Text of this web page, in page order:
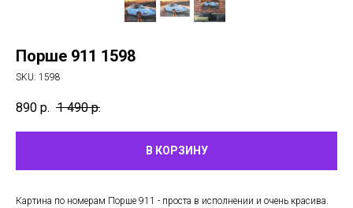
Порше 911 1598
SKU: 1598
890 р. 1 490 р.
В КОРЗИНУ
Картина по номерам Порше 911 - проста в исполнении и очень красива.